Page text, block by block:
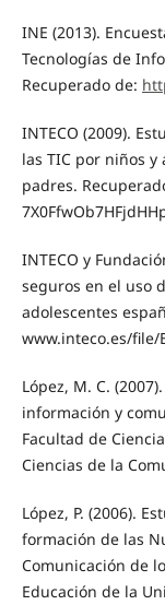
INE (2013).
Tecnologías de
Recuperado de:
INTECO (2009).
las TIC por niños y
padres.
INTECO y
seguros en el uso
adolescentes
www.inteco.es/file/
López, M. C.
información y
Facultad de
Ciencias de la
López, P. (2006).
formación de las
Comunicación de
Educación de la